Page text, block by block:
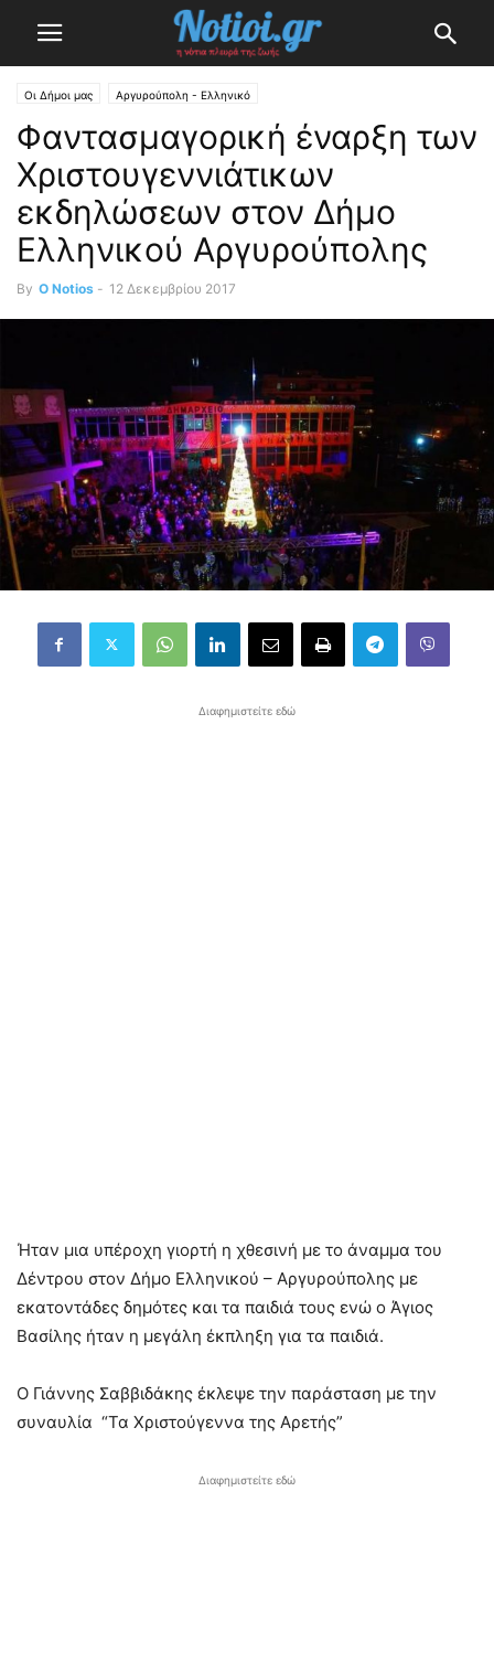
Οι Δήμοι μας Αργυρούπολη - Ελληνικό
Φαντασμαγορική έναρξη των
Χριστουγεννιάτικων
εκδηλώσεων στον Δήμο
Ελληνικού Αργυρούπολης
By O Notios - 12 Δεκεμβρίου 2017
Διαφημιστείτε εδώ
Ήταν μια υπέροχη γιορτή η χθεσινή με το άναμμα του
Δέντρου στον Δήμο Ελληνικού – Αργυρούπολης με
εκατοντάδες δημότες και τα παιδιά τους ενώ ο Άγιος
Βασίλης ήταν η μεγάλη έκπληξη για τα παιδιά.
Ο Γιάννης Σαββιδάκης έκλεψε την παράσταση με την
συναυλία “Τα Χριστούγεννα της Αρετής”
Διαφημιστείτε εδώ